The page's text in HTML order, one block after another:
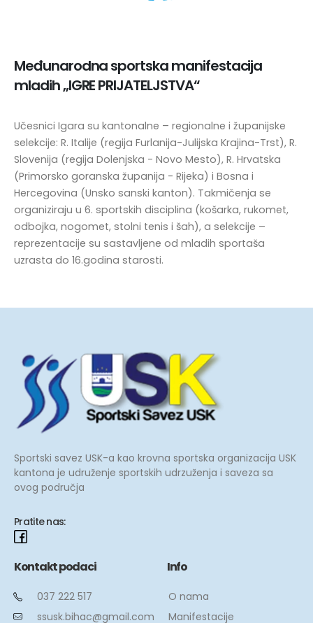
Međunarodna sportska manifestacija
mladih „IGRE PRIJATELJSTVA“
Učesnici Igara su kantonalne – regionalne i županijske
selekcije: R. Italije (regija Furlanija-Julijska Krajina-Trst), R.
Slovenija (regija Dolenjska - Novo Mesto), R. Hrvatska
(Primorsko goranska županija - Rijeka) i Bosna i
Hercegovina (Unsko sanski kanton). Takmičenja se
organiziraju u 6. sportskih disciplina (košarka, rukomet,
odbojka, nogomet, stolni tenis i šah), a selekcije –
reprezentacije su sastavljene od mladih sportaša
uzrasta do 16.godina starosti.
Sportski savez USK-a kao krovna sportska organizacija USK
kantona je udruženje sportskih udrzuženja i saveza sa
ovog područja
Pratite nas:
Kontakt podaci
037 222 517
ssusk.bihac@gmail.com
Info
O nama
Manifestacije